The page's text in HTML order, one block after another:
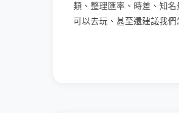
類、整理匯率、時差、知
可以去玩、甚至還建議我們